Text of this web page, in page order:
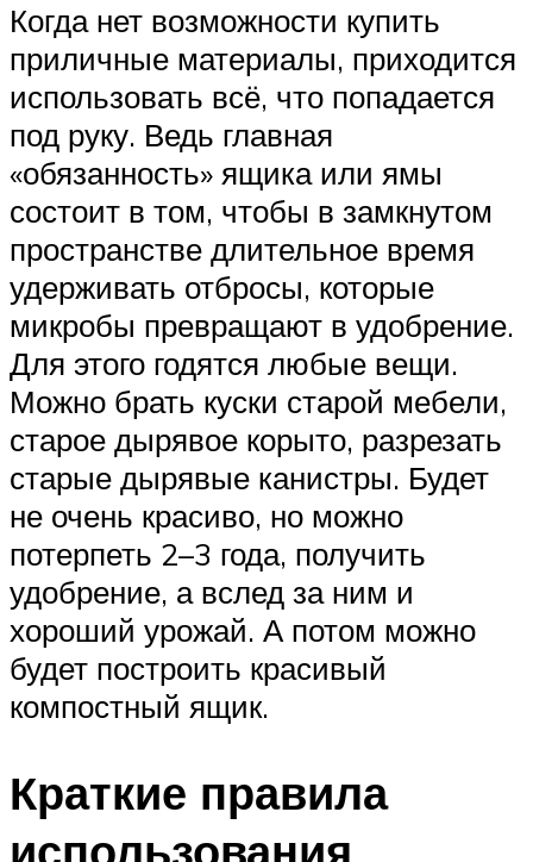
Когда нет возможности купить
приличные материалы, приходится
использовать всё, что попадается
под руку. Ведь главная
«обязанность» ящика или ямы
состоит в том, чтобы в замкнутом
пространстве длительное время
удерживать отбросы, которые
микробы превращают в удобрение.
Для этого годятся любые вещи.
Можно брать куски старой мебели,
старое дырявое корыто, разрезать
старые дырявые канистры. Будет
не очень красиво, но можно
потерпеть 2–3 года, получить
удобрение, а вслед за ним и
хороший урожай. А потом можно
будет построить красивый
компостный ящик.
Краткие правила